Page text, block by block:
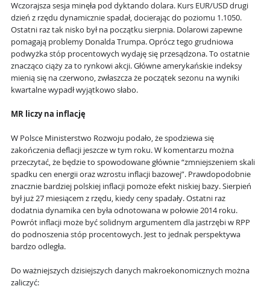
Wczorajsza sesja minęła pod dyktando dolara. Kurs EUR/USD drugi
dzień z rzędu dynamicznie spadał, docierając do poziomu 1.1050.
Ostatni raz tak nisko był na początku sierpnia. Dolarowi zapewne
pomagają problemy Donalda Trumpa. Oprócz tego grudniowa
podwyżka stóp procentowych wydaję się przesądzona. To ostatnie
znacząco ciąży za to rynkowi akcji. Główne amerykańskie indeksy
mienią się na czerwono, zwłaszcza że początek sezonu na wyniki
kwartalne wypadł wyjątkowo słabo.
MR liczy na inflację
W Polsce Ministerstwo Rozwoju podało, że spodziewa się
zakończenia deflacji jeszcze w tym roku. W komentarzu można
przeczytać, że będzie to spowodowane głównie “zmniejszeniem skali
spadku cen energii oraz wzrostu inflacji bazowej”. Prawdopodobnie
znacznie bardziej polskiej inflacji pomoże efekt niskiej bazy. Sierpień
był już 27 miesiącem z rzędu, kiedy ceny spadały. Ostatni raz
dodatnia dynamika cen była odnotowana w połowie 2014 roku.
Powrót inflacji może być solidnym argumentem dla jastrzębi w RPP
do podnoszenia stóp procentowych. Jest to jednak perspektywa
bardzo odległa.
Do ważniejszych dzisiejszych danych makroekonomicznych można
zaliczyć: